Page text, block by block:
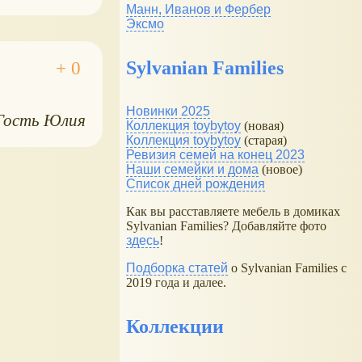
Юлия
Манн, Иванов и Фербер
Эксмо
Sylvanian Families
Новинки 2025
Коллекция toybytoy (новая)
Коллекция toybytoy (старая)
Ревизия семей на конец 2023
Наши семейки и дома (новое)
Список дней рождения
Как вы расставляете мебель в домиках
Sylvanian Families? Добавляйте фото
здесь!
Подборка статей о Sylvanian Families с
2019 года и далее.
Коллекции